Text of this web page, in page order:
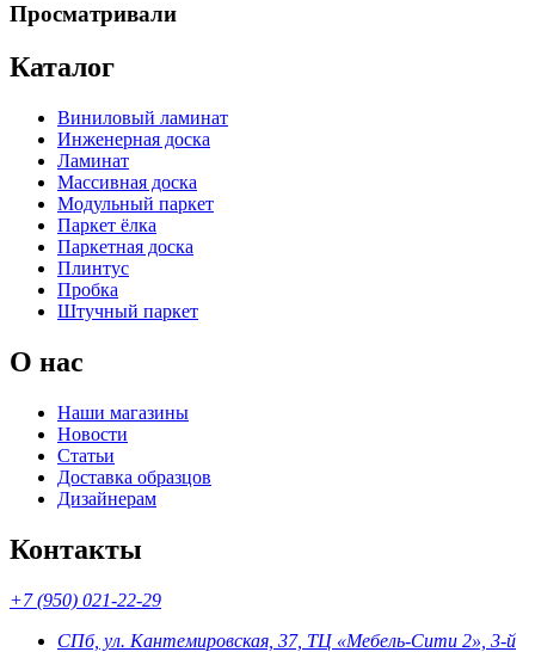
Просматривали
Каталог
Виниловый ламинат
Инженерная доска
Ламинат
Массивная доска
Модульный паркет
Паркет ёлка
Паркетная доска
Плинтус
Пробка
Штучный паркет
О нас
Наши магазины
Новости
Статьи
Доставка образцов
Дизайнерам
Контакты
+7 (950) 021-22-29
СПб, ул. Кантемировская, 37, ТЦ «Мебель-Сити 2», 3-й